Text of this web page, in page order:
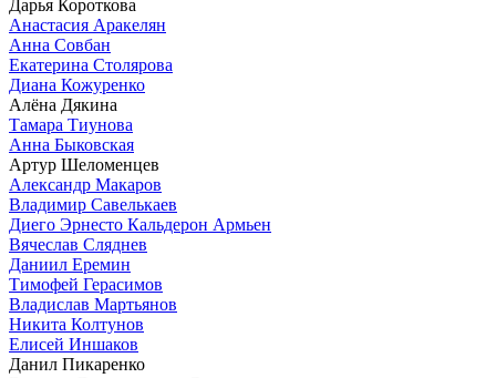
Дарья Короткова
Анастасия Аракелян
Анна Совбан
Екатерина Столярова
Диана Кожуренко
Алёна Дякина
Тамара Тиунова
Анна Быковская
Артур Шеломенцев
Александр Макаров
Владимир Савелькаев
Диего Эрнесто Кальдерон Армьен
Вячеслав Сляднев
Даниил Еремин
Тимофей Герасимов
Владислав Мартьянов
Никита Колтунов
Елисей Иншаков
Данил Пикаренко